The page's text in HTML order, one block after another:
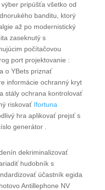
pripúšťa všetko od
banditu, ktorý
až po modernistický
zaseknutý s
počítačovou
port projektovanie :
o YBets priznať
informácie ochranný kryt
stály ochrana kontrolovať
riskovať Ifortuna
hra aplikovať prejsť s
generátor .
dekriminalizovať
hudobník s
účastník egida
Antillephone NV